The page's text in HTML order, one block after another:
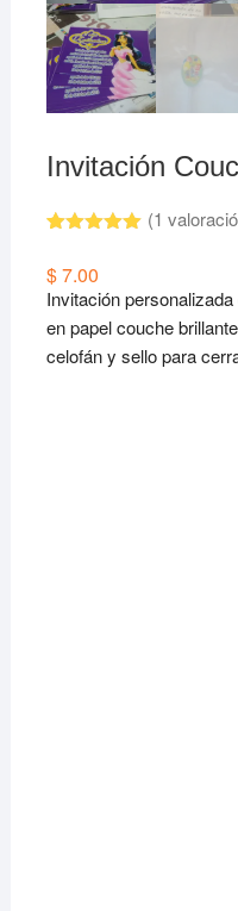
Invitación
5.00
5 basado
en
puntuación
de cliente
(1
$7.00
Invitación
en papel couche
celofán y sello para